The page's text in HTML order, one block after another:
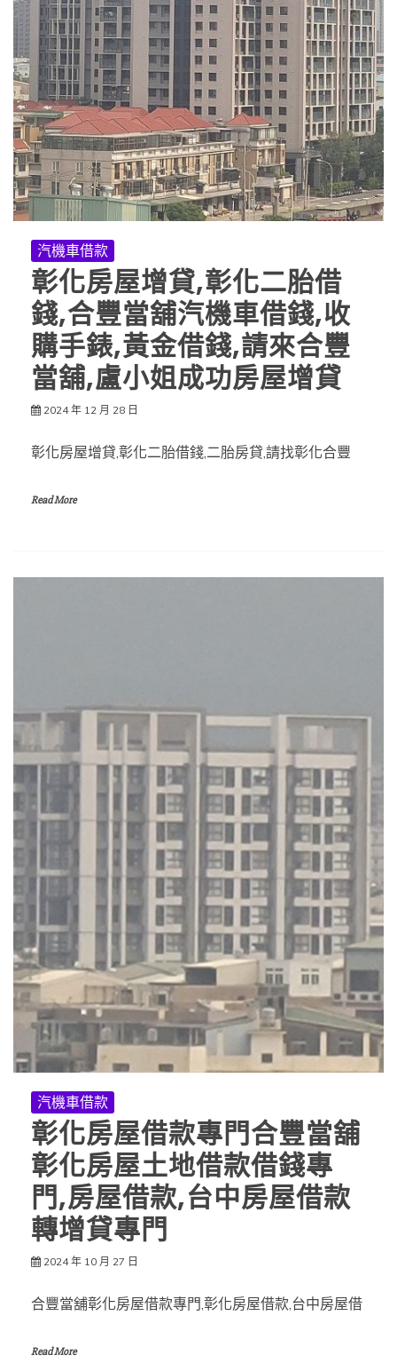
汽機車借款
彰化房屋增貸,彰化二胎借
錢,合豐當舖汽機車借錢,收
購手錶,黃金借錢,請來合豐
當舖,盧小姐成功房屋增貸
2024 年 12 月 28 日
彰化房屋增貸,彰化二胎借錢,二胎房貸,請找彰化合豐
Read More
汽機車借款
彰化房屋借款專門合豐當舖
彰化房屋土地借款借錢專
門,房屋借款,台中房屋借款
轉增貸專門
2024 年 10 月 27 日
合豐當舖彰化房屋借款專門,彰化房屋借款,台中房屋借
Read More